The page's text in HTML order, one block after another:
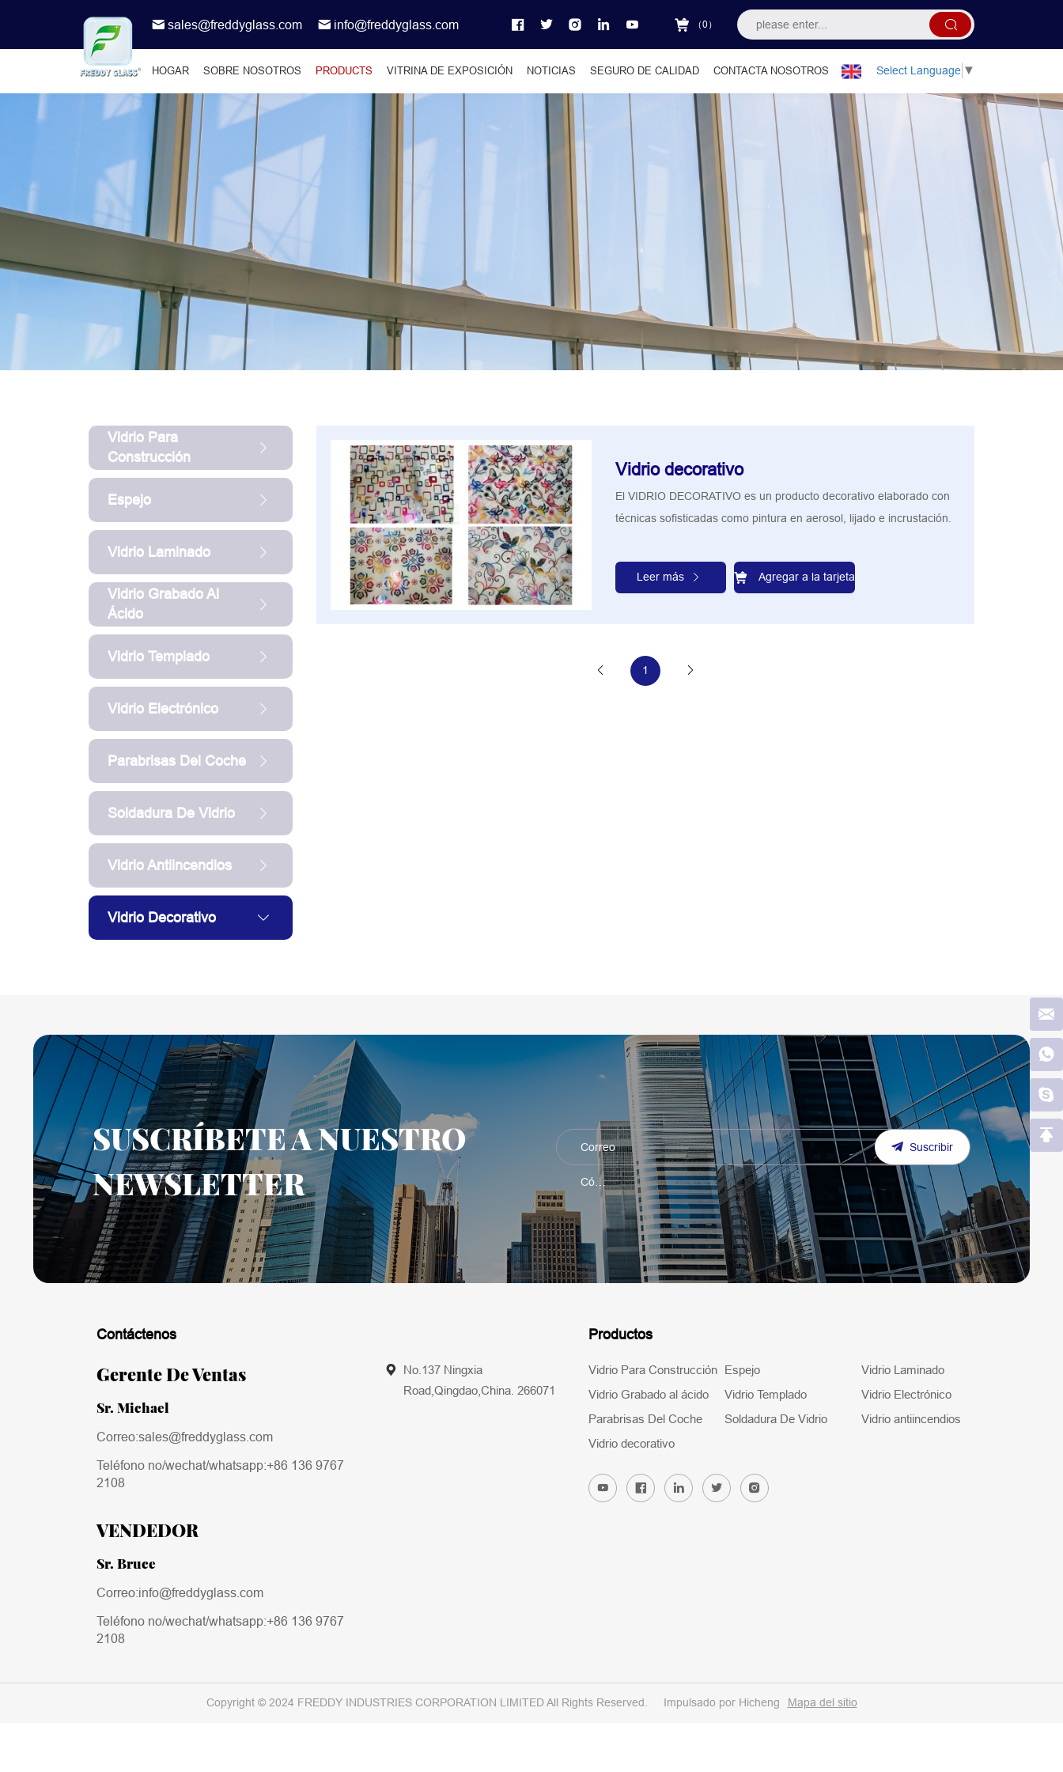
sales@freddyglass.com info@freddyglass.com （0）
HOGAR SOBRE NOSOTROS PRODUCTS VITRINA DE EXPOSICIÓN NOTICIAS SEGURO DE CALIDAD CONTACTA NOSOTROS Select Language ▼
Vidrio Para
Construcción
Espejo
Vidrio Laminado
Vidrio Grabado Al
Ácido
Vidrio Templado
Vidrio Electrónico
Parabrisas Del Coche
Soldadura De Vidrio
Vidrio Antiincendios
Vidrio Decorativo
Vidrio decorativo
​El VIDRIO DECORATIVO es un producto decorativo elaborado con
técnicas sofisticadas como pintura en aerosol, lijado e incrustación.
Leer más Agregar a la tarjeta
1
SUSCRÍBETE A NUESTRO
NEWSLETTER
Suscribir
Contáctenos
Gerente De Ventas
Sr. Michael
Correo:sales@freddyglass.com
Teléfono no/wechat/whatsapp:+86 136 9767
2108
VENDEDOR
Sr. Bruce
Correo:info@freddyglass.com
Teléfono no/wechat/whatsapp:+86 136 9767
2108
No.137 Ningxia
Road,Qingdao,China. 266071
Productos
Vidrio Para Construcción Espejo
Vidrio Laminado
Vidrio Grabado al ácido
Vidrio Templado
Vidrio Electrónico
Parabrisas Del Coche
Soldadura De Vidrio
Vidrio antiincendios
Vidrio decorativo
Copyright © 2024 FREDDY INDUSTRIES CORPORATION LIMITED All Rights Reserved. Impulsado por Hicheng Mapa del sitio